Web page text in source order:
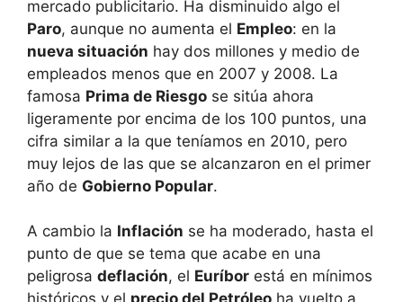
mercado publicitario. Ha disminuido algo el
Paro, aunque no aumenta el Empleo: en la
nueva situación hay dos millones y medio de
empleados menos que en 2007 y 2008. La
famosa Prima de Riesgo se sitúa ahora
ligeramente por encima de los 100 puntos, una
cifra similar a la que teníamos en 2010, pero
muy lejos de las que se alcanzaron en el primer
año de Gobierno Popular.
A cambio la Inflación se ha moderado, hasta el
punto de que se tema que acabe en una
peligrosa deflación, el Euríbor está en mínimos
históricos y el precio del Petróleo ha vuelto a